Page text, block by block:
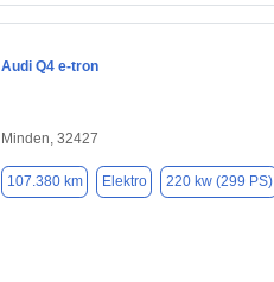
Audi Q4 e-tron
Minden, 32427
107.380 km Elektro 220 kw (299 PS)